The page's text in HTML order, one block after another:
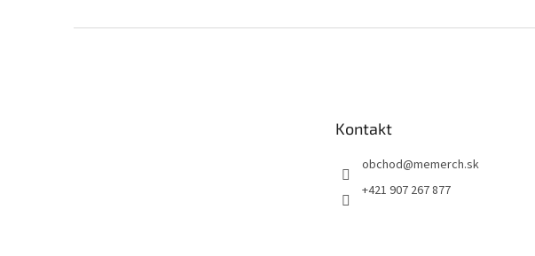
Kontakt
obchod@memerch.sk
+421 907 267 877